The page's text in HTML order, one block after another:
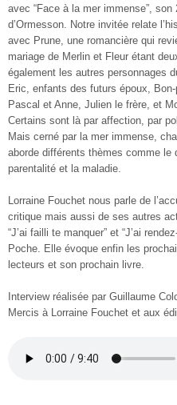
avec “Face à la mer immense”,
d’Ormesson. Notre invitée relate
avec Prune, une romancière qui
mariage de Merlin et Fleur étant
également les autres personnages
Eric, enfants des futurs époux,
Pascal et Anne, Julien le frère, et
Certains sont là par affection, par
Mais cerné par la mer immense,
aborde différents thèmes comme le
parentalité et la maladie.
Lorraine Fouchet nous parle de
critique mais aussi de ses autres
“J’ai failli te manquer” et “J’ai
Poche. Elle évoque enfin les
lecteurs et son prochain livre.
Interview réalisée par Guillaume
Mercis à Lorraine Fouchet et aux